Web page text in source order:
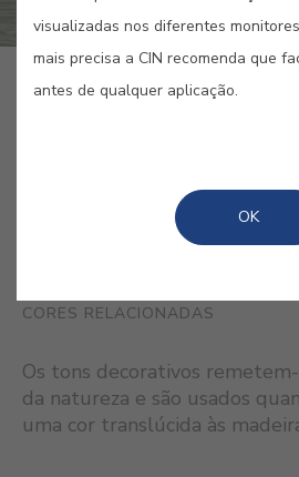
GUARDAR
CORES RELACIONADAS
Os tons decorativos
da natureza e são usados
uma cor translúcida às
visualizadas nos diferentes
mais precisa a CIN recomenda que
antes de qualquer aplicação.
OK